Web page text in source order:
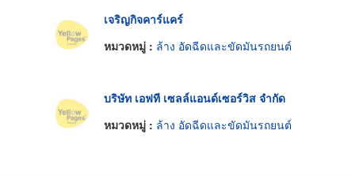
เจริญกิจคาร์แคร์
หมวดหมู่ : ล้าง อัดฉีดและขัดมันรถยนต์
บริษัท เอฟที เซลล์แอนด์เซอร์วิส จำกัด
หมวดหมู่ : ล้าง อัดฉีดและขัดมันรถยนต์